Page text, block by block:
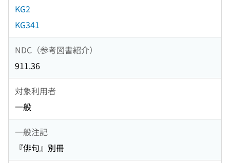
KG2
KG341
NDC（参考図書紹介）
911.36
対象利用者
一般
一般注記
『俳句』別冊